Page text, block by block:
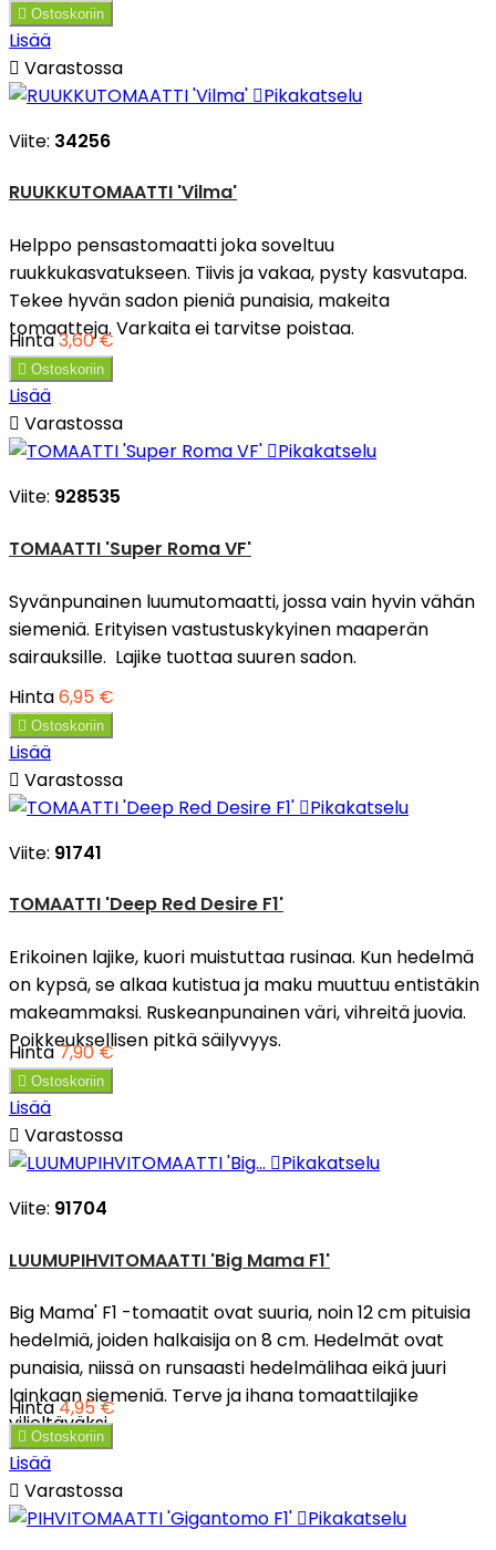
 Ostoskoriin
Lisää
 Varastossa
Pikakatselu
Viite: 34256
RUUKKUTOMAATTI 'Vilma'
Helppo pensastomaatti joka soveltuu
ruukkukasvatukseen. Tiivis ja vakaa, pysty kasvutapa.
Tekee hyvän sadon pieniä punaisia, makeita
tomaatteja. Varkaita ei tarvitse poistaa.
Hinta3,60 €
 Ostoskoriin
Lisää
 Varastossa
Pikakatselu
Viite: 928535
TOMAATTI 'Super Roma VF'
Syvänpunainen luumutomaatti, jossa vain hyvin vähän
siemeniä. Erityisen vastustuskykyinen maaperän
sairauksille. Lajike tuottaa suuren sadon.
Hinta6,95 €
 Ostoskoriin
Lisää
 Varastossa
Pikakatselu
Viite: 91741
TOMAATTI 'Deep Red Desire F1'
Erikoinen lajike, kuori muistuttaa rusinaa. Kun hedelmä
on kypsä, se alkaa kutistua ja maku muuttuu entistäkin
makeammaksi. Ruskeanpunainen väri, vihreitä juovia.
Poikkeuksellisen pitkä säilyvyys.
Hinta7,90 €
 Ostoskoriin
Lisää
 Varastossa
Pikakatselu
Viite: 91704
LUUMUPIHVITOMAATTI 'Big Mama F1'
Big Mama' F1 -tomaatit ovat suuria, noin 12 cm pituisia
hedelmiä, joiden halkaisija on 8 cm. Hedelmät ovat
punaisia, niissä on runsaasti hedelmälihaa eikä juuri
lainkaan siemeniä. Terve ja ihana tomaattilajike
viljeltäväksi.
Hinta4,95 €
 Ostoskoriin
Lisää
 Varastossa
Pikakatselu